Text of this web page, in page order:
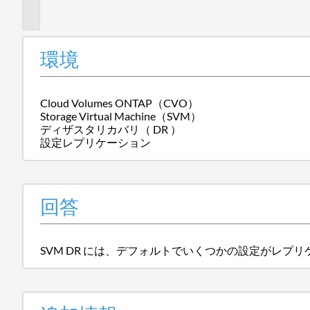
環境
Cloud Volumes ONTAP（CVO）
Storage Virtual Machine（SVM）
ディザスタリカバリ（ DR ）
設定レプリケーション
回答
SVM DR には、デフォルトでいくつかの設定がレプリ